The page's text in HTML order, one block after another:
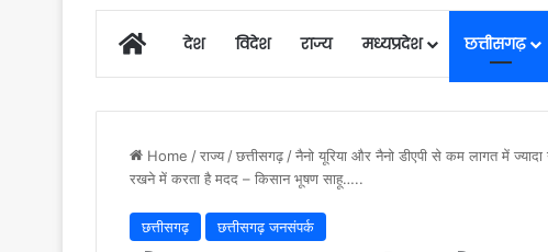
Homeदेश विदेश राज्य मध्यप्रदेश छत्तीसगढ़
Home /राज्य /छत्तीसगढ़ /नैनो यूरिया और नैनो डीएपी से कम लागत में ज्यादा
रखने में करता है मदद – किसान भूषण साहू…..
छत्तीसगढ़ छत्तीसगढ़ जनसंपर्क